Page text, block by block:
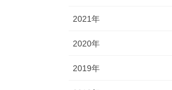
2021年
2020年
2019年